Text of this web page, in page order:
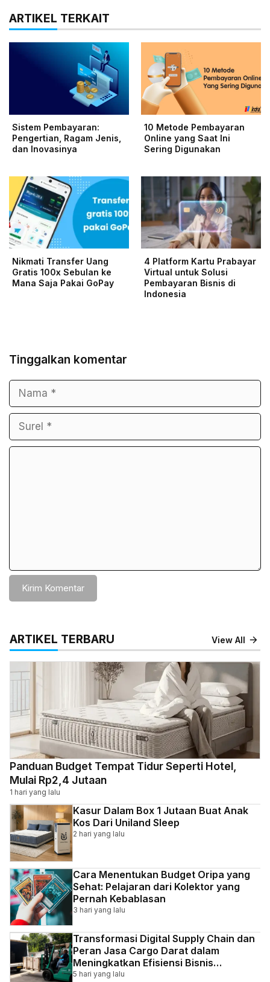
ARTIKEL TERKAIT
Sistem Pembayaran:
Pengertian, Ragam Jenis,
dan Inovasinya
10 Metode Pembayaran
Online yang Saat Ini
Sering Digunakan
Nikmati Transfer Uang
Gratis 100x Sebulan ke
Mana Saja Pakai GoPay
4 Platform Kartu Prabayar
Virtual untuk Solusi
Pembayaran Bisnis di
Indonesia
Tinggalkan komentar
Nama
Surel
ARTIKEL TERBARU View All
Panduan Budget Tempat Tidur Seperti Hotel,
Mulai Rp2,4 Jutaan
1 hari yang lalu
Kasur Dalam Box 1 Jutaan Buat Anak
Kos Dari Uniland Sleep
2 hari yang lalu
Cara Menentukan Budget Oripa yang
Sehat: Pelajaran dari Kolektor yang
Pernah Kebablasan
3 hari yang lalu
Transformasi Digital Supply Chain dan
Peran Jasa Cargo Darat dalam
Meningkatkan Efisiensi Bisnis
Indonesia
5 hari yang lalu